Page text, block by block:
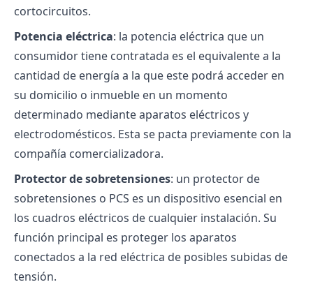
cortocircuitos.
Potencia eléctrica: la potencia eléctrica que un
consumidor tiene contratada es el equivalente a la
cantidad de energía a la que este podrá acceder en
su domicilio o inmueble en un momento
determinado mediante aparatos eléctricos y
electrodomésticos. Esta se pacta previamente con la
compañía comercializadora.
Protector de sobretensiones: un protector de
sobretensiones o PCS es un dispositivo esencial en
los cuadros eléctricos de cualquier instalación. Su
función principal es proteger los aparatos
conectados a la red eléctrica de posibles subidas de
tensión.